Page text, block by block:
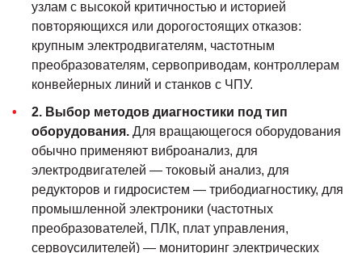
узлам с высокой критичностью и историей
повторяющихся или дорогостоящих отказов:
крупным электродвигателям, частотным
преобразователям, сервоприводам, контроллерам
конвейерных линий и станков с ЧПУ.
2. Выбор методов диагностики под тип
оборудования. Для вращающегося оборудования
обычно применяют виброанализ, для
электродвигателей — токовый анализ, для
редукторов и гидросистем — трибодиагностику, для
промышленной электроники (частотных
преобразователей, ПЛК, плат управления,
сервоусилителей) — мониторинг электрических
Пожалуйста, скорее задайте их нам!
ЗАДАТЬ ВОПРОС